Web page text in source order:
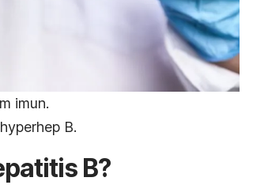
imun.
hyperhep B.
B?